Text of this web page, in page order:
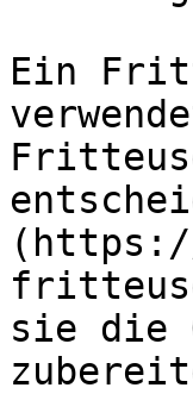
Ein
(https://
sie die